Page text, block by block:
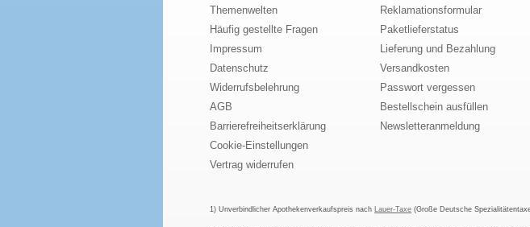
Themenwelten
Häufig gestellte Fragen
Impressum
Datenschutz
Widerrufsbelehrung
AGB
Barrierefreiheitserklärung
Cookie-Einstellungen
Vertrag widerrufen
Reklamationsformular
Paketlieferstatus
Lieferung und Bezahlung
Versandkosten
Passwort vergessen
Bestellschein ausfüllen
Newsletteranmeldung
1) Unverbindlicher Apothekenverkaufspreis nach Lauer-Taxe (Große Deutsche